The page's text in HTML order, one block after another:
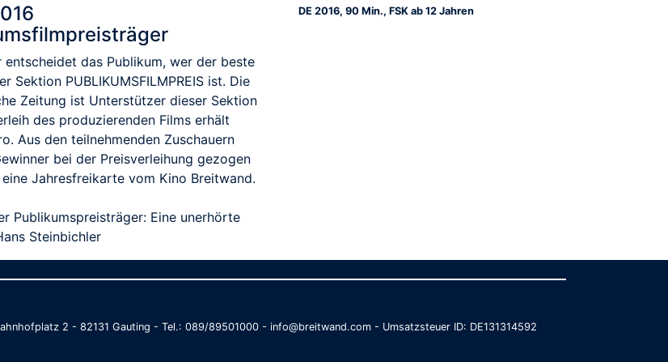
entscheidet das Publikum, wer der beste
Sektion PUBLIKUMSFILMPREIS ist. Die
Zeitung ist Unterstützer dieser Sektion
des produzierenden Films erhält
Aus den teilnehmenden Zuschauern
bei der Preisverleihung gezogen
Jahresfreikarte vom Kino Breitwand.
Publikumspreisträger: Eine unerhörte
Steinbichler
DE 2016, 90 Min., FSK ab 12 Jahren
2 - 82131 Gauting - Tel.: 089/89501000 - info@breitwand.com - Umsatzsteuer ID: DE131314592